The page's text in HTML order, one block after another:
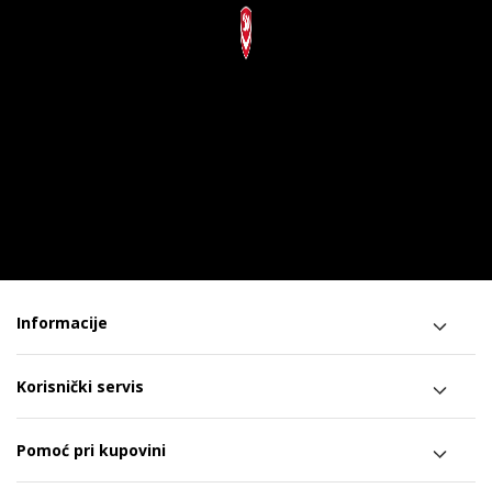
Informacije
Korisnički servis
Pomoć pri kupovini